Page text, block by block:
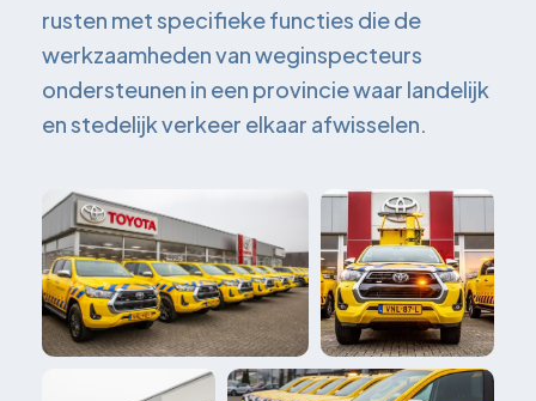
rusten met specifieke functies die de
werkzaamheden van weginspecteurs
ondersteunen in een provincie waar landelijk
en stedelijk verkeer elkaar afwisselen.